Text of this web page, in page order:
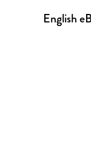
English